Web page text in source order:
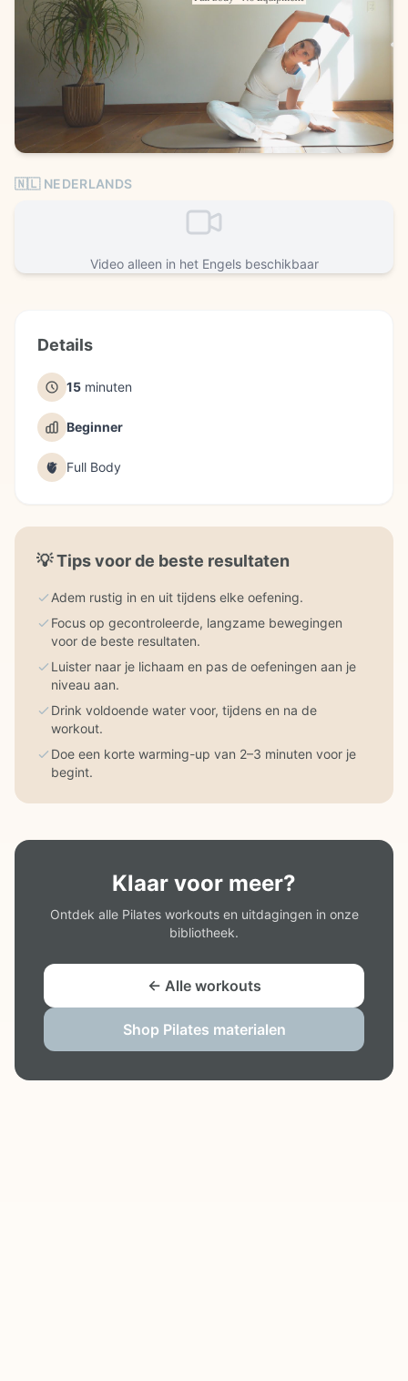
🇳🇱 NEDERLANDS
Video alleen in het Engels beschikbaar
Details
15 minuten
Beginner
🫀 Full Body
💡Tips voor de beste resultaten
Adem rustig in en uit tijdens elke oefening.
Focus op gecontroleerde, langzame bewegingen
voor de beste resultaten.
Luister naar je lichaam en pas de oefeningen aan je
niveau aan.
Drink voldoende water voor, tijdens en na de
workout.
Doe een korte warming-up van 2–3 minuten voor je
begint.
Klaar voor meer?
Ontdek alle Pilates workouts en uitdagingen in onze
bibliotheek.
← Alle workouts
Shop Pilates materialen